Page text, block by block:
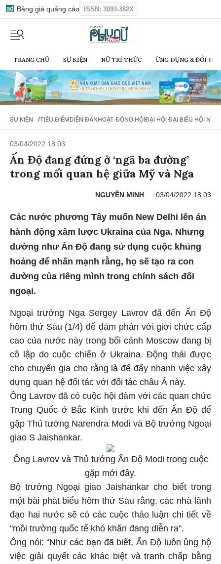
Bảng giá quảng cáo ISSN: 3093-382X
TRANG CHỦ SỰ KIỆN NỮ TRÍ THỨC ỨNG DỤNG & ĐỔI
SỰ KIỆN / TIÊU ĐIỂMDIỄN ĐÀNHOẠT ĐỘNG HỘIĐẠI HỘI ĐẠI BIỂU HỘI NỮ
03/04/2022 18:03
Ấn Độ đang đứng ở ‘ngã ba đường’
trong mối quan hệ giữa Mỹ và Nga
NGUYỄN MINH 03/04/2022 18:03
Các nước phương Tây muốn New Delhi lên án
hành động xâm lược Ukraina của Nga. Nhưng
dường như Ấn Độ đang sử dụng cuộc khủng
hoảng để nhấn mạnh rằng, họ sẽ tạo ra con
đường của riêng mình trong chính sách đối
ngoại.
Ngoại trưởng Nga Sergey Lavrov đã đến Ấn Độ
hôm thứ Sáu (1/4) để đàm phán với giới chức cấp
cao của nước này trong bối cảnh Moscow đang bị
cô lập do cuộc chiến ở Ukraina. Động thái được
cho chuyên gia cho rằng là để đẩy nhanh việc xây
dựng quan hệ đối tác với đối tác châu Á này.
Ông Lavrov đã có cuộc hội đàm với các quan chức
Trung Quốc ở Bắc Kinh trước khi đến Ấn Độ để
gặp Thủ tướng Narendra Modi và Bộ trưởng Ngoại
giao S Jaishankar.
Ông Lavrov và Thủ tướng Ấn Độ Modi trong cuộc
gặp mới đây.
Bộ trưởng Ngoại giao Jaishankar cho biết trong
một bài phát biểu hôm thứ Sáu rằng, các nhà lãnh
đạo hai nước sẽ có các cuộc thảo luận chi tiết về
"môi trường quốc tế khó khăn đang diễn ra".
Ông nói: “Như các bạn đã biết, Ấn Độ luôn ủng hộ
việc giải quyết các khác biệt và tranh chấp bằng